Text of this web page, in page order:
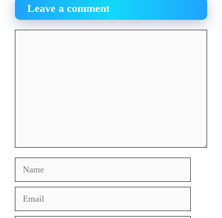
Leave a comment
Name
Email